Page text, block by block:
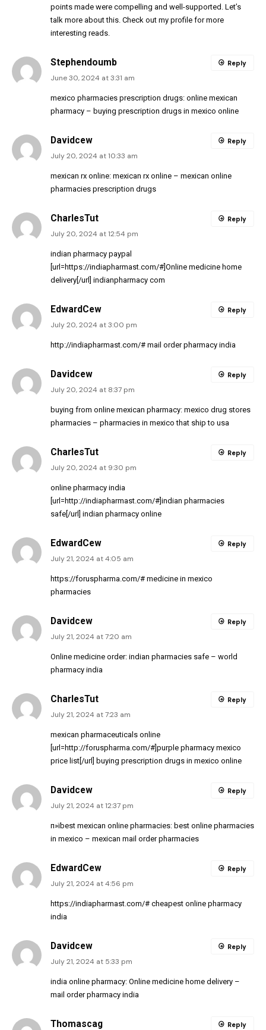
points made were compelling and well-supported. Let’s
talk more about this. Check out my profile for more
interesting reads.
Stephendoumb
June 30, 2024 at 3:31 am
mexico pharmacies prescription drugs: online mexican
pharmacy – buying prescription drugs in mexico online
Reply
Davidcew
July 20, 2024 at 10:33 am
mexican rx online: mexican rx online – mexican online
pharmacies prescription drugs
Reply
CharlesTut
July 20, 2024 at 12:54 pm
indian pharmacy paypal
[url=https://indiapharmast.com/#]Online medicine home
delivery[/url] indianpharmacy com
Reply
EdwardCew
July 20, 2024 at 3:00 pm
http://indiapharmast.com/# mail order pharmacy india
Reply
Davidcew
July 20, 2024 at 8:37 pm
buying from online mexican pharmacy: mexico drug stores
pharmacies – pharmacies in mexico that ship to usa
Reply
CharlesTut
July 20, 2024 at 9:30 pm
online pharmacy india
[url=http://indiapharmast.com/#]indian pharmacies
safe[/url] indian pharmacy online
Reply
EdwardCew
July 21, 2024 at 4:05 am
https://foruspharma.com/# medicine in mexico
pharmacies
Reply
Davidcew
July 21, 2024 at 7:20 am
Online medicine order: indian pharmacies safe – world
pharmacy india
Reply
CharlesTut
July 21, 2024 at 7:23 am
mexican pharmaceuticals online
[url=http://foruspharma.com/#]purple pharmacy mexico
price list[/url] buying prescription drugs in mexico online
Reply
Davidcew
July 21, 2024 at 12:37 pm
п»їbest mexican online pharmacies: best online pharmacies
in mexico – mexican mail order pharmacies
Reply
EdwardCew
July 21, 2024 at 4:56 pm
https://indiapharmast.com/# cheapest online pharmacy
india
Reply
Davidcew
July 21, 2024 at 5:33 pm
india online pharmacy: Online medicine home delivery –
mail order pharmacy india
Reply
Thomascag Reply